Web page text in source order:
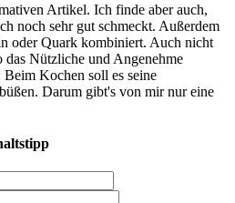
Artikel. Ich finde aber auch,
noch sehr gut schmeckt. Außerdem
oder Quark kombiniert. Auch nicht
Nützliche und Angenehme
Kochen soll es seine
Darum gibt's von mir nur eine